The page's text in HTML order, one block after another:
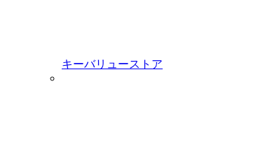
キーバリューストア